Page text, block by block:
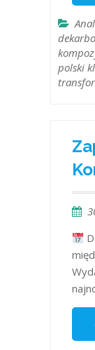
polski